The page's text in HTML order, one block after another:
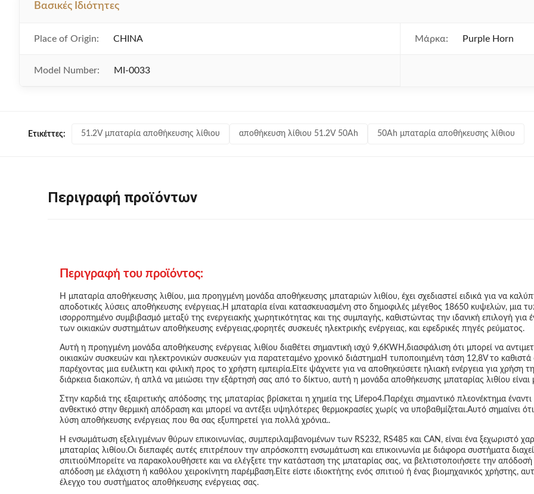
Βασικές Ιδιότητες
Place of Origin: CHINA Μάρκα: Purple Horn
Model Number: MI-0033
Ετικέττες: 51.2V μπαταρία αποθήκευσης λίθιου αποθήκευση λίθιου 51.2V 50Ah 50Ah μπαταρία αποθήκευσης λίθιου
Περιγραφή προϊόντων
Περιγραφή του προϊόντος:
Η μπαταρία αποθήκευσης λιθίου, μια προηγμένη μονάδα αποθήκευσης μπαταριών λιθίου, έχει σχεδιαστεί ειδικά για να
αποδοτικές λύσεις αποθήκευσης ενέργειας.Η μπαταρία είναι κατασκευασμένη στο δημοφιλές μέγεθος 18650 κυψελών, μια
ισορροπημένο συμβιβασμό μεταξύ της ενεργειακής χωρητικότητας και της συμπαγής, καθιστώντας την ιδανική επιλογή
των οικιακών συστημάτων αποθήκευσης ενέργειας,φορητές συσκευές ηλεκτρικής ενέργειας, και εφεδρικές πηγές ρεύματος.
Αυτή η προηγμένη μονάδα αποθήκευσης ενέργειας λιθίου διαθέτει σημαντική ισχύ 9,6KWH,διασφάλιση ότι μπορεί να
οικιακών συσκευών και ηλεκτρονικών συσκευών για παρατεταμένο χρονικό διάστημαΗ τυποποιημένη τάση 12,8V το
παρέχοντας μια ευέλικτη και φιλική προς το χρήστη εμπειρία.Είτε ψάχνετε για να αποθηκεύσετε ηλιακή ενέργεια για χρήση
διάρκεια διακοπών, ή απλά να μειώσει την εξάρτησή σας από το δίκτυο, αυτή η μονάδα αποθήκευσης μπαταρίας λιθίου είναι
Στην καρδιά της εξαιρετικής απόδοσης της μπαταρίας βρίσκεται η χημεία της Lifepo4.Παρέχει σημαντικό πλεονέκτημα
ανθεκτικό στην θερμική απόδραση και μπορεί να αντέξει υψηλότερες θερμοκρασίες χωρίς να υποβαθμίζεται.Αυτό σημαίνει
λύση αποθήκευσης ενέργειας που θα σας εξυπηρετεί για πολλά χρόνια..
Η ενσωμάτωση εξελιγμένων θύρων επικοινωνίας, συμπεριλαμβανομένων των RS232, RS485 και CAN, είναι ένα ξεχωριστό
μπαταρίας λιθίου.Οι διεπαφές αυτές επιτρέπουν την απρόσκοπτη ενσωμάτωση και επικοινωνία με διάφορα συστήματα
σπιτιούΜπορείτε να παρακολουθήσετε και να ελέγξετε την κατάσταση της μπαταρίας σας, να βελτιστοποιήσετε την απόδοσή
απόδοση με ελάχιστη ή καθόλου χειροκίνητη παρέμβαση.Είτε είστε ιδιοκτήτης ενός σπιτιού ή ένας βιομηχανικός χρήστης,
έλεγχο του συστήματος αποθήκευσης ενέργειας σας.